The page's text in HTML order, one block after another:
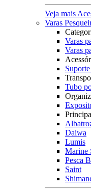
Veja mais
Varas
Varas
Varas
Tubo
Daiwa
Lumis
Marine
Pesca
Saint